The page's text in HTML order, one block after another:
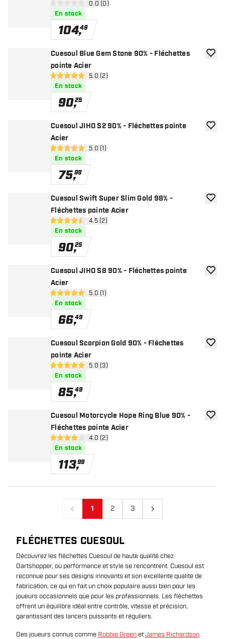
ouvrir le panneau des avis
0 étoiles de notation
0.0 (0)
En stock
104,49
Cuesoul Blue Gem Stone 90% - Fléchettes
pointe Acier
ouvrir le panneau des avis
5 étoiles de notation
5.0 (2)
En stock
90,25
Cuesoul JIHO S2 90% - Fléchettes pointe
Acier
ouvrir le panneau des avis
5 étoiles de notation
5.0 (1)
En stock
75,99
Cuesoul Swift Super Slim Gold 98% -
Fléchettes pointe Acier
ouvrir le panneau des avis
4.5 étoiles de notation
4.5 (2)
En stock
90,25
Cuesoul JIHO S8 90% - Fléchettes pointe
Acier
ouvrir le panneau des avis
5 étoiles de notation
5.0 (1)
En stock
66,49
Cuesoul Scorpion Gold 90% - Fléchettes
pointe Acier
ouvrir le panneau des avis
5 étoiles de notation
5.0 (3)
En stock
85,49
Cuesoul Motorcycle Hope Ring Blue 90% -
Fléchettes pointe Acier
ouvrir le panneau des avis
4 étoiles de notation
4.0 (2)
En stock
113,99
Précédent
1 2 3 Suivant
FLÉCHETTES CUESOUL
Découvrez les fléchettes Cuesoul de haute qualité chez
Dartshopper, où performance et style se rencontrent. Cuesoul est
reconnue pour ses designs innovants et son excellente qualité de
fabrication, ce qui en fait un choix populaire aussi bien pour les
joueurs occasionnels que pour les professionnels. Les fléchettes
offrent un équilibre idéal entre contrôle, vitesse et précision,
garantissant des lancers puissants et réguliers.
Des joueurs connus comme Robbie GreenetJames Richardson